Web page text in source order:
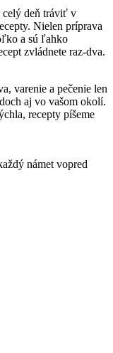
celý deň tráviť v
Nielen príprava
a sú ľahko
zvládnete raz-dva.
varenie a pečenie len
aj vo vašom okolí.
recepty píšeme
námet vopred